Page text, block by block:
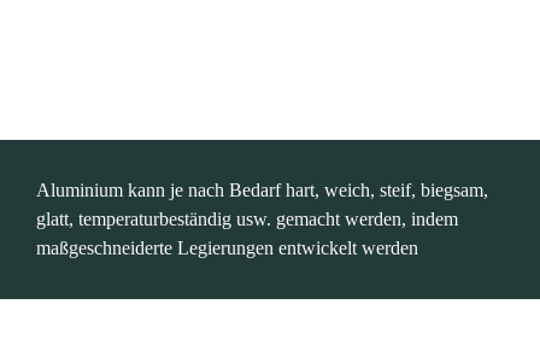
Aluminium kann je nach Bedarf hart, weich, steif, biegsam,
glatt, temperaturbeständig usw. gemacht werden, indem
maßgeschneiderte Legierungen entwickelt werden